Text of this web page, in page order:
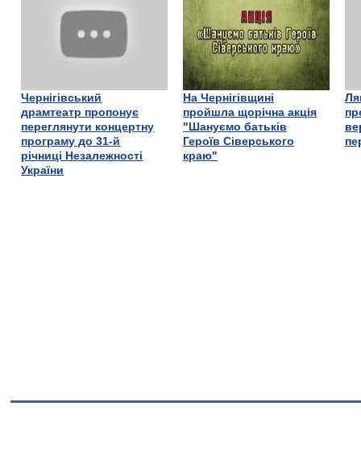
Чернігівський
драмтеатр пропонує
переглянути концертну
програму до 31-й
річниці Незалежності
України
На Чернігівщині
пройшла щорічна акція
"Шануємо батьків
Героїв Сіверського
краю"